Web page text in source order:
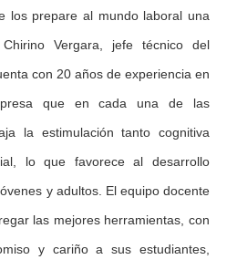
los prepare al mundo laboral una
Vergara, jefe técnico del
con 20 años de experiencia en
que en cada una de las
la estimulación tanto cognitiva
lo que favorece al desarrollo
y adultos. El equipo docente
las mejores herramientas, con
y cariño a sus estudiantes,